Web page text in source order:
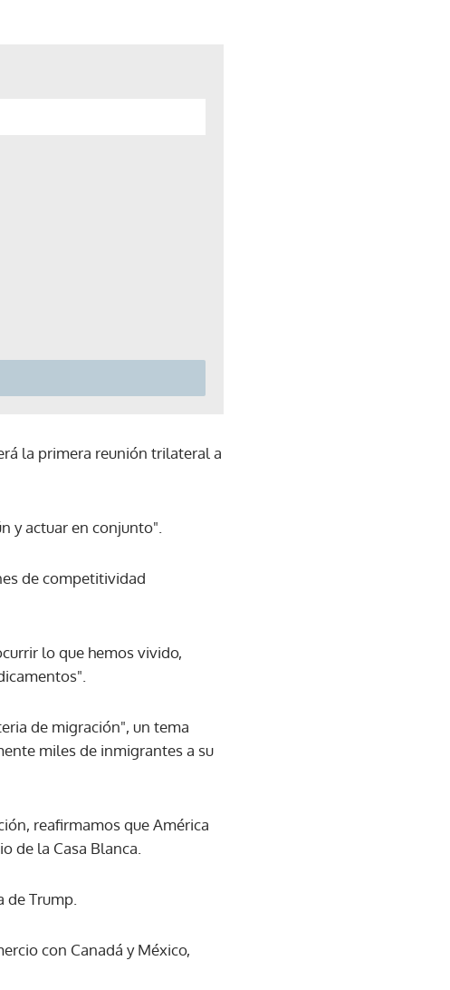
la primera reunión trilateral a
y actuar en conjunto".
de competitividad
lo que hemos vivido,
de migración", un tema
miles de inmigrantes a su
reafirmamos que América
de la Casa Blanca.
Trump.
con Canadá y México,